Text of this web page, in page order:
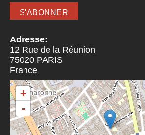
Adresse:
12 Rue de la Réunion
75020 PARIS
France
+
-